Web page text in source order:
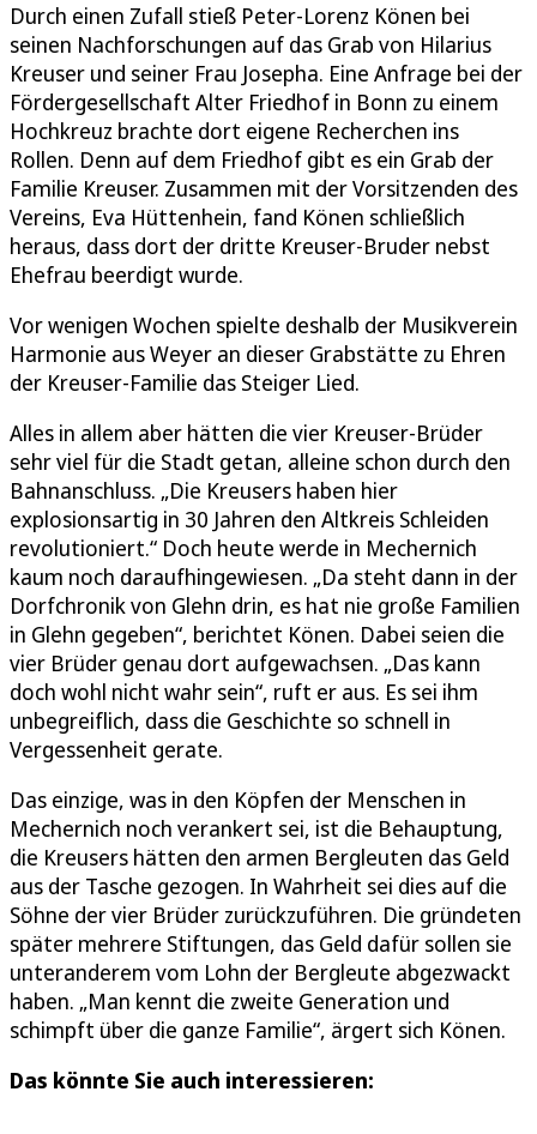
Durch einen Zufall stieß Peter-Lorenz Könen bei
seinen Nachforschungen auf das Grab von Hilarius
Kreuser und seiner Frau Josepha. Eine Anfrage bei der
Fördergesellschaft Alter Friedhof in Bonn zu einem
Hochkreuz brachte dort eigene Recherchen ins
Rollen. Denn auf dem Friedhof gibt es ein Grab der
Familie Kreuser. Zusammen mit der Vorsitzenden des
Vereins, Eva Hüttenhein, fand Könen schließlich
heraus, dass dort der dritte Kreuser-Bruder nebst
Ehefrau beerdigt wurde.
Vor wenigen Wochen spielte deshalb der Musikverein
Harmonie aus Weyer an dieser Grabstätte zu Ehren
der Kreuser-Familie das Steiger Lied.
Alles in allem aber hätten die vier Kreuser-Brüder
sehr viel für die Stadt getan, alleine schon durch den
Bahnanschluss. „Die Kreusers haben hier
explosionsartig in 30 Jahren den Altkreis Schleiden
revolutioniert.“ Doch heute werde in Mechernich
kaum noch daraufhingewiesen. „Da steht dann in der
Dorfchronik von Glehn drin, es hat nie große Familien
in Glehn gegeben“, berichtet Könen. Dabei seien die
vier Brüder genau dort aufgewachsen. „Das kann
doch wohl nicht wahr sein“, ruft er aus. Es sei ihm
unbegreiflich, dass die Geschichte so schnell in
Vergessenheit gerate.
Das einzige, was in den Köpfen der Menschen in
Mechernich noch verankert sei, ist die Behauptung,
die Kreusers hätten den armen Bergleuten das Geld
aus der Tasche gezogen. In Wahrheit sei dies auf die
Söhne der vier Brüder zurückzuführen. Die gründeten
später mehrere Stiftungen, das Geld dafür sollen sie
unteranderem vom Lohn der Bergleute abgezwackt
haben. „Man kennt die zweite Generation und
schimpft über die ganze Familie“, ärgert sich Könen.
Das könnte Sie auch interessieren: